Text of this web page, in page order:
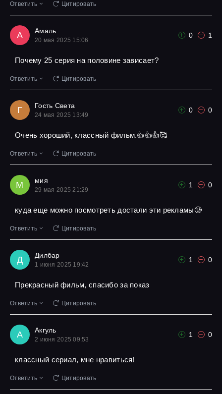
Ответить Цитировать
А Амаль
20 мая 2025 15:06
0 1
Почему 25 серия на половине зависает?
Ответить Цитировать
Г Гость Света
24 мая 2025 13:49
0 0
Очень хороший, классный фильм.👍👍👍🥰
Ответить Цитировать
М мия
29 мая 2025 21:29
1 0
куда еще можно посмотреть достали эти рекламы🥲
Ответить Цитировать
Д Дилбар
1 июня 2025 19:42
1 0
Прекрасный фильм, спасибо за показ
Ответить Цитировать
А Акгуль
2 июня 2025 09:53
1 0
классный сериал, мне нравиться!
Ответить Цитировать